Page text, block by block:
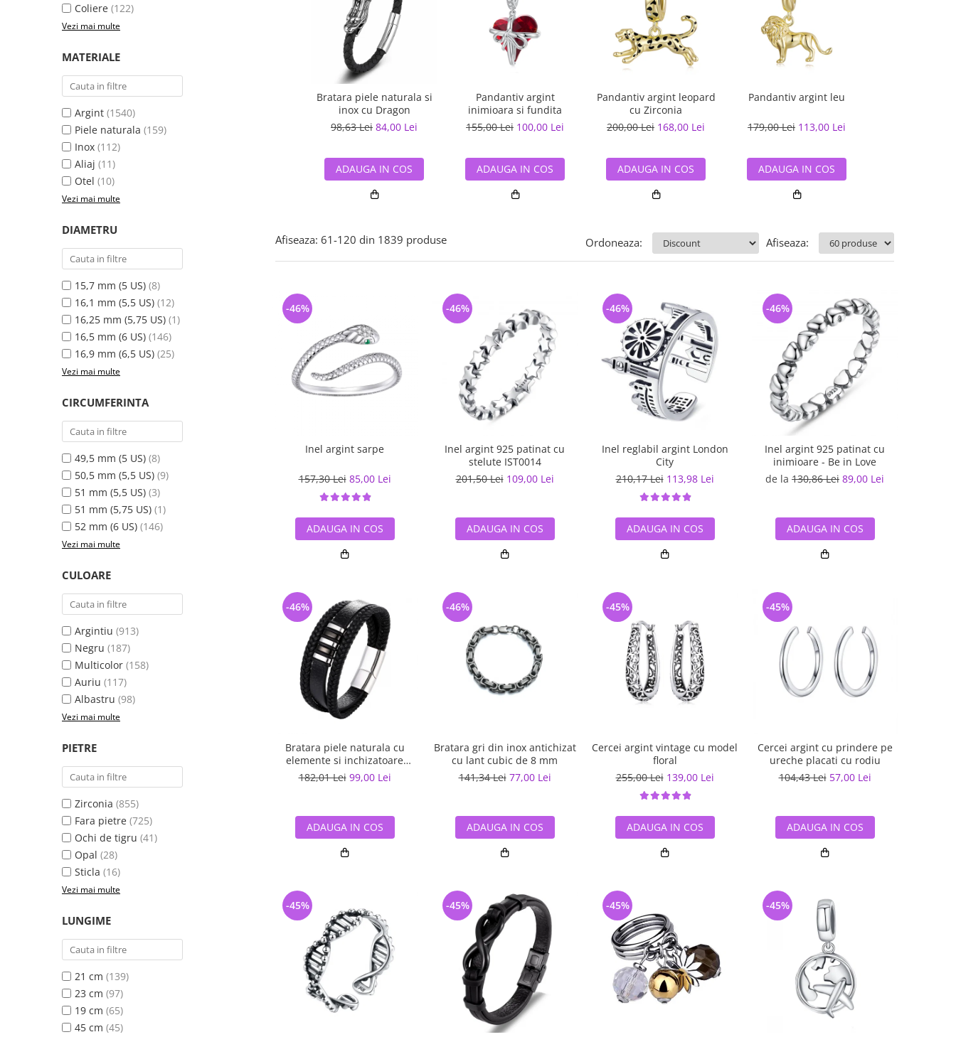
semipretioase
Bijuterii argint cu diverse
Bijuterii argint cu murano
Bijuterii de Lux
Bijuterii Handmade
Bijuterii fantezie
Casete si cutii de bijuterii
Bijuterii tungsten
Accesorii Piele
Solutii si lavete de curatare
Coliere (122)
Vezi mai multe
MATERIALE
Argint (1540)
Piele naturala (159)
Inox (112)
Aliaj (11)
Otel (10)
Vezi mai multe
DIAMETRU
15,7 mm (5 US) (8)
16,1 mm (5,5 US) (12)
16,25 mm (5,75 US) (1)
16,5 mm (6 US) (146)
16,9 mm (6,5 US) (25)
Vezi mai multe
CIRCUMFERINTA
49,5 mm (5 US) (8)
50,5 mm (5,5 US) (9)
51 mm (5,5 US) (3)
51 mm (5,75 US) (1)
52 mm (6 US) (146)
Vezi mai multe
CULOARE
Argintiu (913)
Negru (187)
Multicolor (158)
Auriu (117)
Albastru (98)
Vezi mai multe
PIETRE
Zirconia (855)
Fara pietre (725)
Ochi de tigru (41)
Opal (28)
Sticla (16)
Vezi mai multe
LUNGIME
21 cm (139)
23 cm (97)
19 cm (65)
45 cm (45)
Bratara piele naturala si
inox cu Dragon
98,63 Lei 84,00 Lei
ADAUGA IN COS
Pandantiv argint
inimioara si fundita
155,00 Lei 100,00 Lei
ADAUGA IN COS
Pandantiv argint leopard
cu Zirconia
200,00 Lei 168,00 Lei
ADAUGA IN COS
Pandantiv argint leu
179,00 Lei 113,00 Lei
ADAUGA IN COS
Afiseaza: 61-120 din 1839 produse Afiseaza:
Ordoneaza:
Inel argint sarpe
157,30 Lei 85,00 Lei
-46%
ADAUGA IN COS
Inel argint 925 patinat cu
stelute IST0014
201,50 Lei 109,00 Lei
-46%
ADAUGA IN COS
Inel reglabil argint London
City
210,17 Lei 113,98 Lei
-46%
ADAUGA IN COS
Inel argint 925 patinat cu
inimioare - Be in Love
de la 130,86 Lei 89,00 Lei
-46%
ADAUGA IN COS
Bratara piele naturala cu
elemente si inchizatoare
argintii din inox
182,01 Lei 99,00 Lei
-46%
ADAUGA IN COS
Bratara gri din inox antichizat
cu lant cubic de 8 mm
141,34 Lei 77,00 Lei
-46%
ADAUGA IN COS
Cercei argint vintage cu model
floral
255,00 Lei 139,00 Lei
-45%
ADAUGA IN COS
Cercei argint cu prindere pe
ureche placati cu rodiu
104,43 Lei 57,00 Lei
-45%
ADAUGA IN COS
-45% -45% -45% -45%